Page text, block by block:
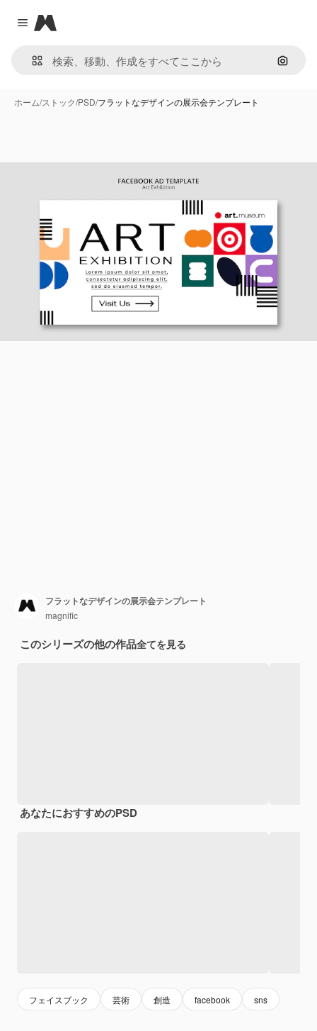
Close menu
Magnific
画像で
ホーム/ストック/PSD/フラットなデザインの展示会テンプレート
フラットなデザインの展示会テンプレート
magnific
このシリーズの他の作品全てを見る
あなたにおすすめのPSD
フェイスブック 芸術 創造 facebook sns